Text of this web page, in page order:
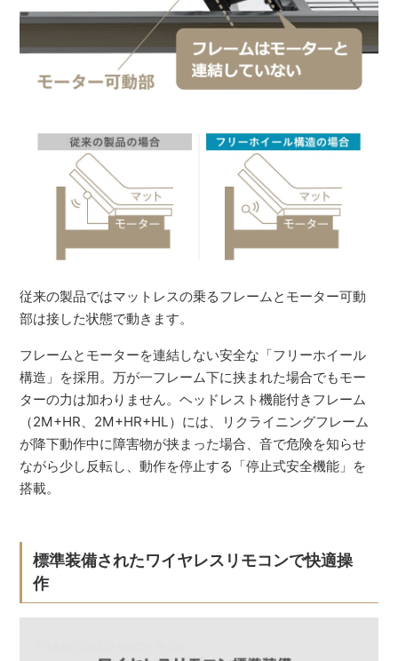
従来の製品ではマットレスの乗るフレームとモーター可動
部は接した状態で動きます。
フレームとモーターを連結しない安全な「フリーホイール
構造」を採用。万が一フレーム下に挟まれた場合でもモー
ターの力は加わりません。ヘッドレスト機能付きフレーム
（2M+HR、2M+HR+HL）には、リクライニングフレーム
が降下動作中に障害物が挟まった場合、音で危険を知らせ
ながら少し反転し、動作を停止する「停止式安全機能」を
搭載。
標準装備されたワイヤレスリモコンで快適操
作